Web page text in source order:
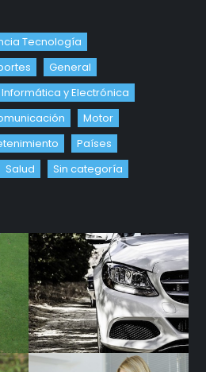
Tecnología
General
Informática y Electrónica
Motor
Países
Salud
Sin categoría